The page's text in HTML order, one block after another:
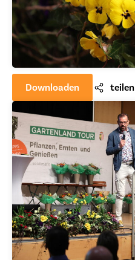
Downloaden teilen